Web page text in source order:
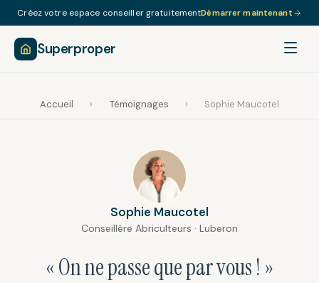
Créez votre espace conseiller gratuitementDémarrer maintenant
Superproper
Accueil › Témoignages › Sophie Maucotel
Sophie Maucotel
Conseillère Abriculteurs · Luberon
« On ne passe que par vous ! »